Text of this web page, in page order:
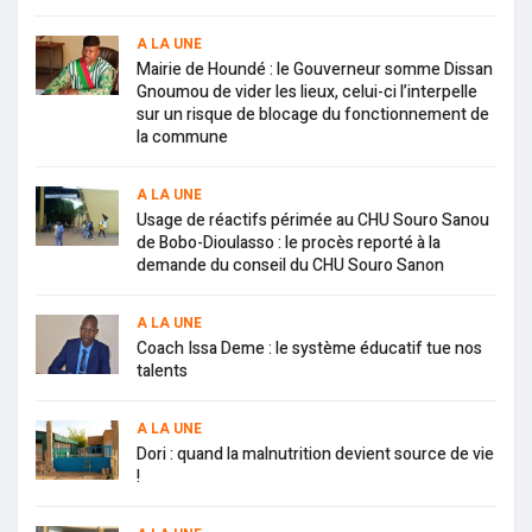
A LA UNE
Mairie de Houndé : le Gouverneur somme Dissan
Gnoumou de vider les lieux, celui-ci l’interpelle
sur un risque de blocage du fonctionnement de
la commune
A LA UNE
Usage de réactifs périmée au CHU Souro Sanou
de Bobo-Dioulasso : le procès reporté à la
demande du conseil du CHU Souro Sanon
A LA UNE
Coach Issa Deme : le système éducatif tue nos
talents
A LA UNE
Dori : quand la malnutrition devient source de vie
!